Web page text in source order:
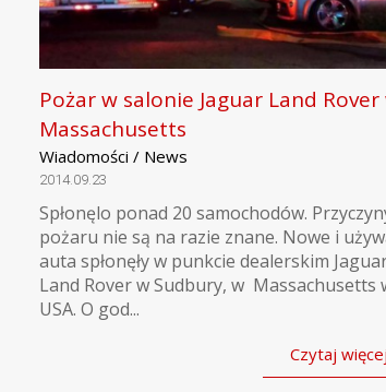
Pożar w salonie Jaguar Land Rover
Massachusetts
Wiadomości / News
2014.09.23
Spłonęlo ponad 20 samochodów.
pożaru nie są na razie znane. Nowe i
auta spłonęły w punkcie dealerskim
Land Rover w Sudbury, w Massachusetts
USA. O god...
Czytaj więcej